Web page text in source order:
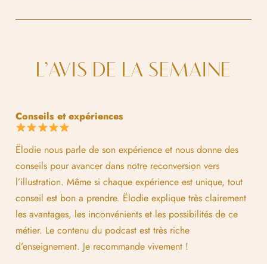
L’AVIS DE LA SEMAINE
Conseils et expériences
Ëlodie nous parle de son expérience et nous donne des
conseils pour avancer dans notre reconversion vers
l’illustration. Même si chaque expérience est unique, tout
conseil est bon a prendre. Ëlodie explique très clairement
les avantages, les inconvénients et les possibilités de ce
métier. Le contenu du podcast est très riche
d’enseignement. Je recommande vivement !